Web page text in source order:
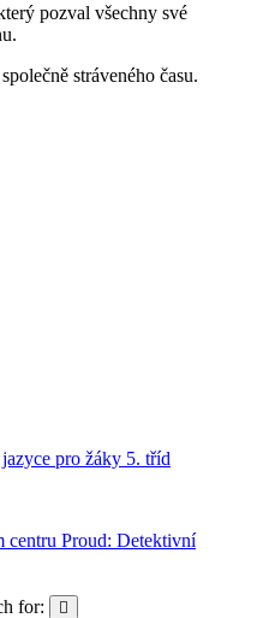
pozval všechny své
stráveného času.
pro žáky 5. tříd
centru Proud: Detektivní
for: